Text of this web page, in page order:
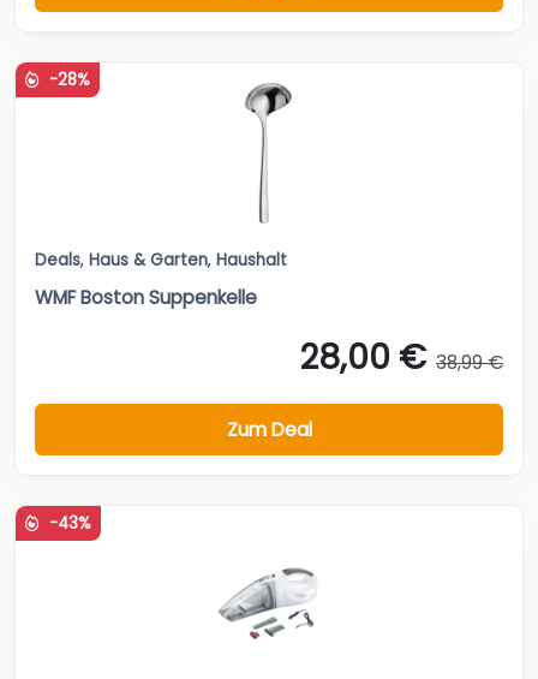
-28%
Deals, Haus & Garten, Haushalt
WMF Boston Suppenkelle
28,00 € 38,99 €
Zum Deal
-43%